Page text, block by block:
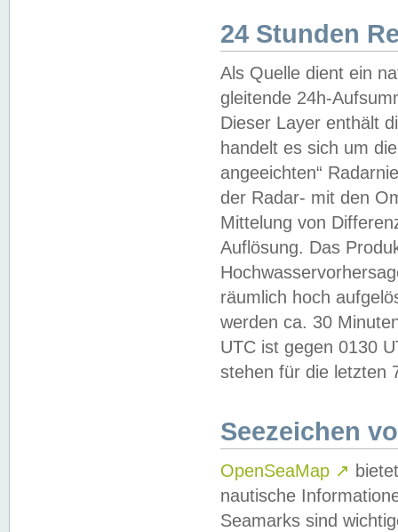
24 Stunden
Als Quelle dient ein
gleitende 24h-
Dieser Layer enthält
handelt es sich um
angeeichten“
der Radar- mit den
Mittelung von
Auflösung. Das
räumlich hoch
werden ca. 30
UTC ist gegen 0130
stehen für die letzten
Seezeichen
OpenSeaMap ↗
nautische
Seamarks sind